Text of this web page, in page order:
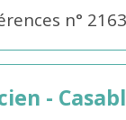
n°
-